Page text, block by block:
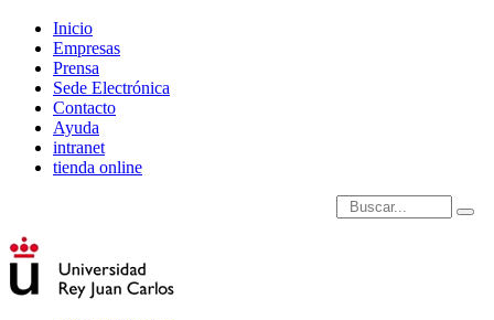
Inicio
Empresas
Prensa
Sede Electrónica
Contacto
Ayuda
intranet
tienda online
Introduce términos de